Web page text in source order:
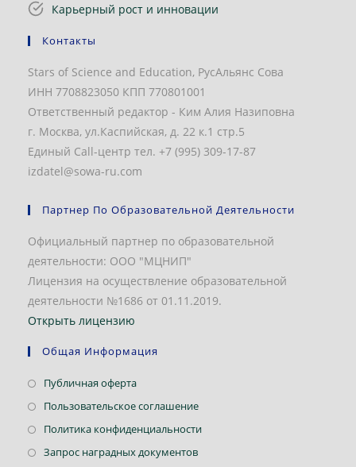
Карьерный рост и инновации
Контакты
Stars of Science and Education, РусАльянс Сова
ИНН 7708823050 КПП 770801001
Ответственный редактор - Ким Алия Назиповна
г. Москва, ул.Каспийская, д. 22 к.1 стр.5
Единый Call-центр тел. +7 (995) 309-17-87
izdatel@sowa-ru.com
Партнер По Образовательной Деятельности
Официальный партнер по образовательной
деятельности: ООО "МЦНИП"
Лицензия на осуществление образовательной
деятельности №1686 от 01.11.2019.
Открыть лицензию
Общая Информация
Публичная офертаОткроется
в
Пользовательское соглашениеОткроется
в
Политика конфиденциальностиОткроется
Запрос наградных документовОткроется